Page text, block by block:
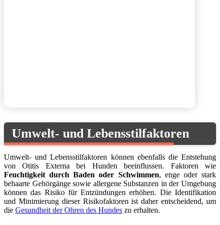
Umwelt- und Lebensstilfaktoren
Umwelt- und Lebensstilfaktoren können ebenfalls die Entstehung
von Otitis Externa bei Hunden beeinflussen. Faktoren wie
Feuchtigkeit durch Baden oder Schwimmen, enge oder stark
behaarte Gehörgänge sowie allergene Substanzen in der Umgebung
können das Risiko für Entzündungen erhöhen. Die Identifikation
und Minimierung dieser Risikofaktoren ist daher entscheidend, um
die Gesundheit der Ohren des Hundes zu erhalten.